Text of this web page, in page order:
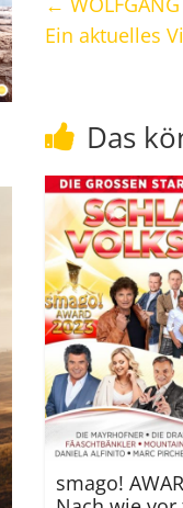
Ein aktuelles
Das
smago!